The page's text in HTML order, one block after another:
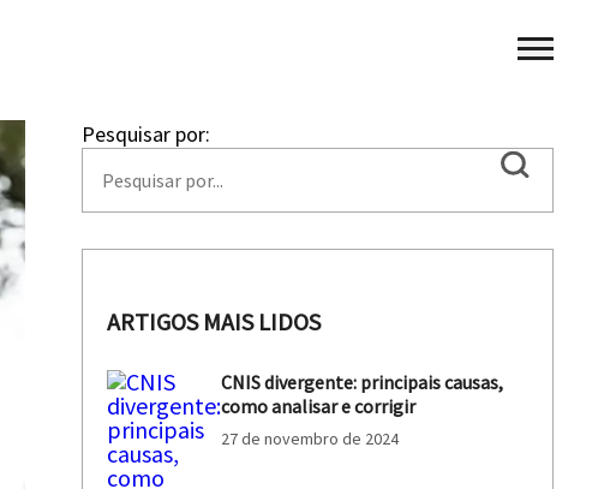
Pesquisar por:
ARTIGOS MAIS LIDOS
CNIS divergente: principais causas,
como analisar e corrigir
27 de novembro de 2024